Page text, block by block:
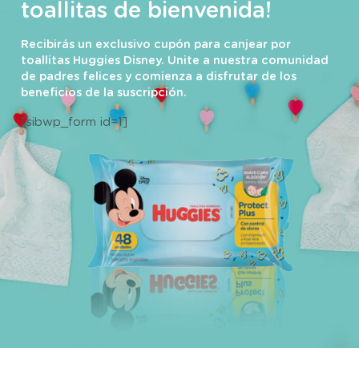
toallitas de bienvenida!
Recibirás un exclusivo cupón para canjear por
toallitas Huggies Disney. Unite a nuestra comunidad
de padres felices y comienza a disfrutar de los
beneficios de la suscripción.
[sibwp_form id=1]